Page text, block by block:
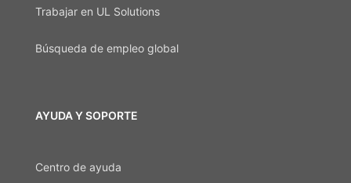
Trabajar en UL Solutions
Búsqueda de empleo global
AYUDA Y SOPORTE
Centro de ayuda